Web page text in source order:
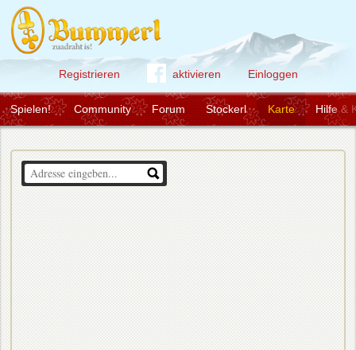
Registrieren aktivieren Einloggen
Community Forum Stockerl Karte Hilfe &
Spielen!